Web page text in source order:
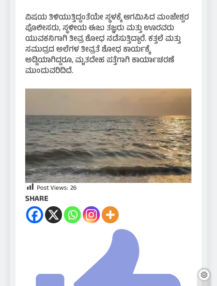
ವಿಷಯ ತಿಳಿಯುತ್ತಿದ್ದಂತೆಯೇ ಸ್ಥಳಕ್ಕೆ ಆಗಮಿಸಿದ ಮಂಜೇಶ್ವರ
ಪೊಲೀಸರು, ಸ್ಥಳೀಯ ಈಜು ತಜ್ಞರು ಮತ್ತು ಊರವರು
ಯುವಕನಿಗಾಗಿ ತೀವ್ರ ಶೋಧ ನಡೆಸುತ್ತಿದ್ದಾರೆ. ಕತ್ತಲೆ ಮತ್ತು
ಸಮುದ್ರದ ಅಲೆಗಳ ತೀವ್ರತೆ ಶೋಧ ಕಾರ್ಯಕ್ಕೆ
ಅಡ್ಡಿಯಾಗಿದ್ದರೂ, ಮೃತದೇಹ ಪತ್ತೆಗಾಗಿ ಕಾರ್ಯಾಚರಣೆ
ಮುಂದುವರಿದಿದೆ.
Post Views: 26
SHARE